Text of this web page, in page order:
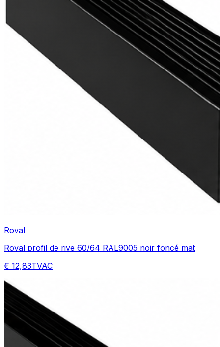
Roval
Roval profil de rive 60/64 RAL9005 noir foncé mat
€ 12,83TVAC